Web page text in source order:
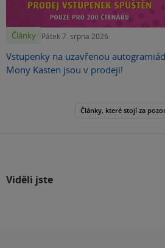
Články Pátek 7. srpna 2026
Vstupenky na uzavřenou
Mony Kasten jsou v prodeji!
Články, které stojí za
Viděli jste